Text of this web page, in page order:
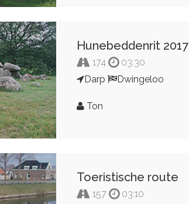
Hunebeddenrit 2017
174
03:30
Darp
Dwingeloo
Ton
Toeristische route
157
03:10